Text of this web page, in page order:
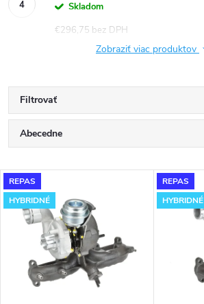
Skladom
€296,75 bez DPH
Zobraziť viac produktov
Filtrovať
R
a
d
Abecedne
Najdrahšie
Najpredávanejšie
V
ý
REPAS
HYBRIDNÉ
REPAS
HYBRIDNÉ